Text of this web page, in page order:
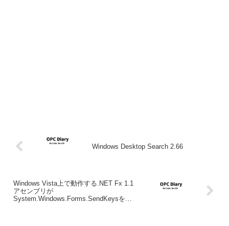
Windows Desktop Search 2.66
Windows Vista上で動作する.NET Fx 1.1
アセンブリが
System.Windows.Forms.SendKeysを仕